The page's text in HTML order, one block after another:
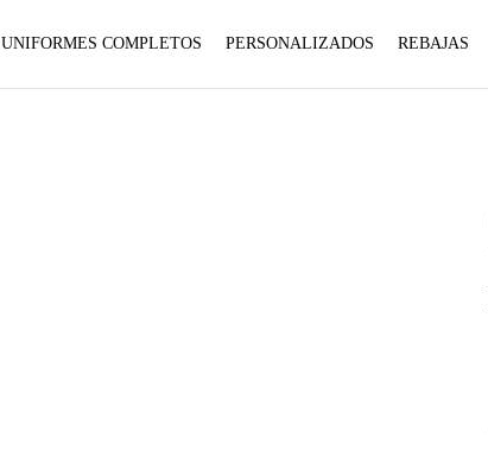
UNIFORMES COMPLETOS PERSONALIZADOS REBAJAS